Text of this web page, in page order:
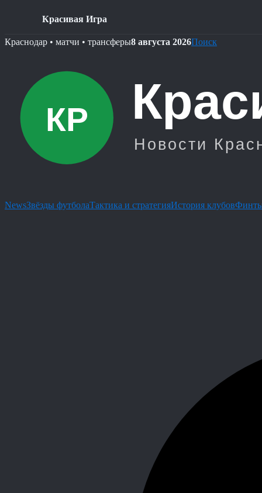
Красивая Игра
Skip
Краснодар • матчи • трансферы8 августа 2026Поиск
NewsЗвёзды футболаТактика и стратегияИстория клубов